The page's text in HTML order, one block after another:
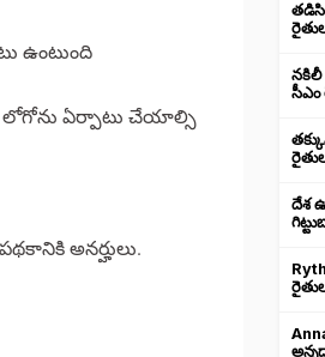
ఉంటుంది
లోగోను ఏర్పాటు చేయాల్సి
అనర్హులు.
నకిలీ
సీఎం
దేశ